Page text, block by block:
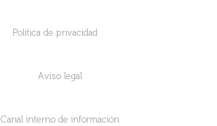
Política de privacidad
Aviso legal
Canal interno de información